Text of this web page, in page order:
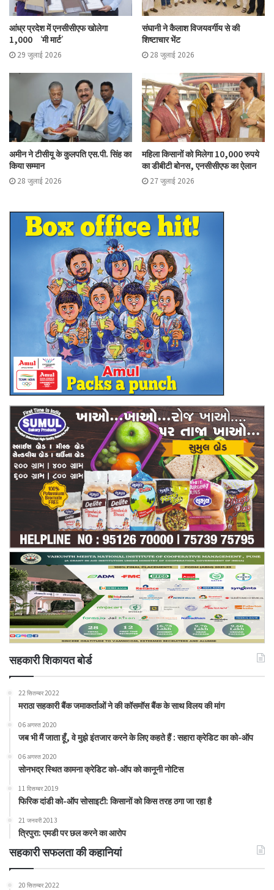
आंध्र प्रदेश में एनसीसीएफ खोलेगा
1,000 ‘मी मार्ट’
29 जुलाई 2026
संघानी ने कैलाश विजयवर्गीय से की
शिष्टाचार भेंट
28 जुलाई 2026
अमीन ने टीसीयू के कुलपति एस.पी. सिंह का
किया सम्मान
28 जुलाई 2026
महिला किसानों को मिलेगा 10,000 रुपये
का डीबीटी बोनस, एनसीसीएफ का ऐलान
27 जुलाई 2026
सहकारी शिकायत बोर्ड
22 सितम्बर 2022
मराठा सहकारी बैंक जमाकर्ताओं ने की कॉसमॉस बैंक के साथ विलय की मांग
06 अगस्त 2020
जब भी मैं जाता हूँ, वे मुझे इंतजार करने के लिए कहते हैं : सहारा क्रेडिट का को-ऑप
06 अगस्त 2020
सोनभद्र स्थित कामना क्रेडिट को-ऑप को कानूनी नोटिस
11 दिसम्बर 2019
फिरिक दांडी को-ऑप सोसाइटी: किसानों को किस तरह ठगा जा रहा है
21 जनवरी 2013
त्रिपुरा: एमडी पर छल करने का आरोप
सहकारी सफलता की कहानियां
20 सितम्बर 2022